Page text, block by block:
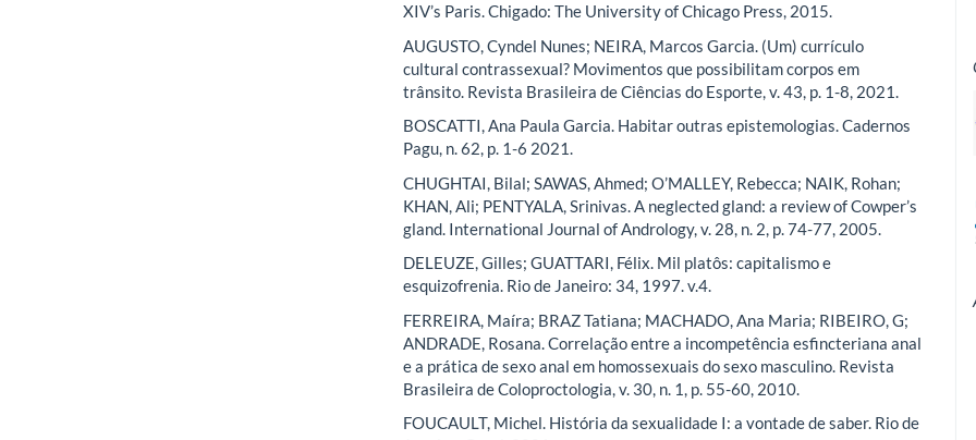
XIV’s Paris. Chigado: The University of Chicago Press, 2015.
AUGUSTO, Cyndel Nunes; NEIRA, Marcos Garcia. (Um) currículo
cultural contrassexual? Movimentos que possibilitam corpos em
trânsito. Revista Brasileira de Ciências do Esporte, v. 43, p. 1-8, 2021.
BOSCATTI, Ana Paula Garcia. Habitar outras epistemologias. Cadernos
Pagu, n. 62, p. 1-6 2021.
CHUGHTAI, Bilal; SAWAS, Ahmed; O’MALLEY, Rebecca; NAIK, Rohan;
KHAN, Ali; PENTYALA, Srinivas. A neglected gland: a review of Cowper’s
gland. International Journal of Andrology, v. 28, n. 2, p. 74-77, 2005.
DELEUZE, Gilles; GUATTARI, Félix. Mil platôs: capitalismo e
esquizofrenia. Rio de Janeiro: 34, 1997. v.4.
FERREIRA, Maíra; BRAZ Tatiana; MACHADO, Ana Maria; RIBEIRO, G;
ANDRADE, Rosana. Correlação entre a incompetência esfincteriana anal
e a prática de sexo anal em homossexuais do sexo masculino. Revista
Brasileira de Coloproctologia, v. 30, n. 1, p. 55-60, 2010.
FOUCAULT, Michel. História da sexualidade I: a vontade de saber. Rio de